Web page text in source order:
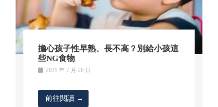
擔心孩子性早熟、長不高？別給小孩這
些NG食物
2021 年 7 月 20 日
前往閱讀 →